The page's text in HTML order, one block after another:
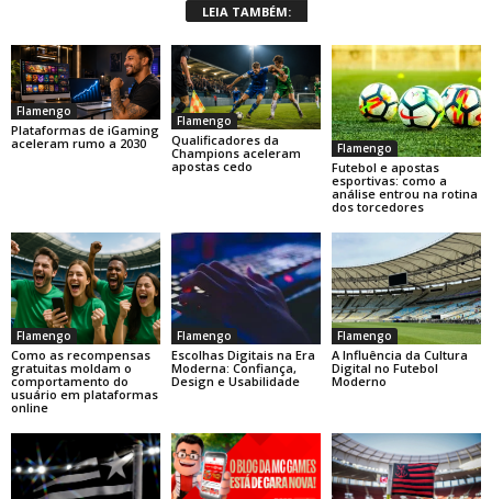
LEIA TAMBÉM:
Flamengo
Plataformas de iGaming
aceleram rumo a 2030
Flamengo
Qualificadores da
Champions aceleram
apostas cedo
Flamengo
Futebol e apostas
esportivas: como a
análise entrou na rotina
dos torcedores
Flamengo
Como as recompensas
gratuitas moldam o
comportamento do
usuário em plataformas
online
Flamengo
Escolhas Digitais na Era
Moderna: Confiança,
Design e Usabilidade
Flamengo
A Influência da Cultura
Digital no Futebol
Moderno